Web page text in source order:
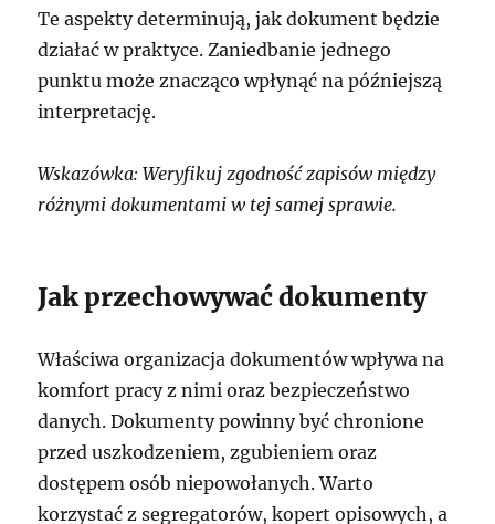
Te aspekty determinują, jak dokument będzie
działać w praktyce. Zaniedbanie jednego
punktu może znacząco wpłynąć na późniejszą
interpretację.
Wskazówka: Weryfikuj zgodność zapisów między
różnymi dokumentami w tej samej sprawie.
Jak przechowywać dokumenty
Właściwa organizacja dokumentów wpływa na
komfort pracy z nimi oraz bezpieczeństwo
danych. Dokumenty powinny być chronione
przed uszkodzeniem, zgubieniem oraz
dostępem osób niepowołanych. Warto
korzystać z segregatorów, kopert opisowych, a